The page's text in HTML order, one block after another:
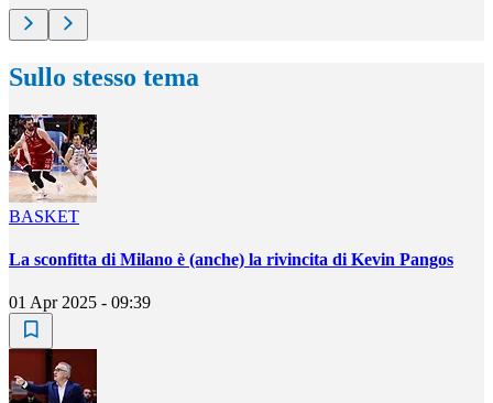
Sullo stesso tema
BASKET
La sconfitta di Milano è (anche) la rivincita di Kevin Pangos
01 Apr 2025 - 09:39